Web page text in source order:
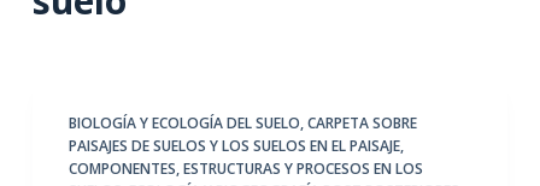
BIOLOGÍA Y ECOLOGÍA DEL SUELO,CARPETA SOBRE
PAISAJES DE SUELOS Y LOS SUELOS EN EL PAISAJE,
COMPONENTES, ESTRUCTURAS Y PROCESOS EN LOS